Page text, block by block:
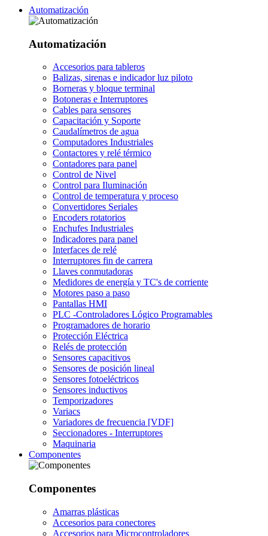
Automatización
Automatización
Accesorios para tableros
Balizas, sirenas e indicador luz piloto
Borneras y bloque terminal
Botoneras e Interruptores
Cables para sensores
Capacitación y Soporte
Caudalímetros de agua
Computadores Industriales
Contactores y relé térmico
Contadores para panel
Control de Nivel
Control para Iluminación
Control de temperatura y proceso
Convertidores Seriales
Encoders rotatorios
Enchufes Industriales
Indicadores para panel
Interfaces de relé
Interruptores fin de carrera
Llaves conmutadoras
Medidores de energía y TC's de corriente
Motores paso a paso
Pantallas HMI
PLC -Controladores Lógico Programables
Programadores de horario
Protección Eléctrica
Relés de protección
Sensores capacitivos
Sensores de posición lineal
Sensores fotoeléctricos
Sensores inductivos
Temporizadores
Variacs
Variadores de frecuencia [VDF]
Seccionadores - Interruptores
Maquinaria
Componentes
Componentes
Amarras plásticas
Accesorios para conectores
Accesorios para Microcontroladores